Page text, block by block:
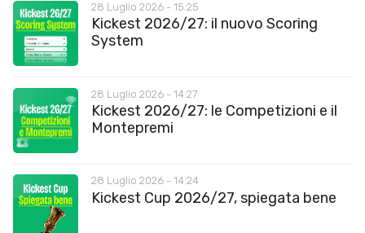
28 Luglio 2026 - 15:25
Kickest 2026/27: il nuovo Scoring
System
28 Luglio 2026 - 14:27
Kickest 2026/27: le Competizioni e il
Montepremi
28 Luglio 2026 - 14:24
Kickest Cup 2026/27, spiegata bene